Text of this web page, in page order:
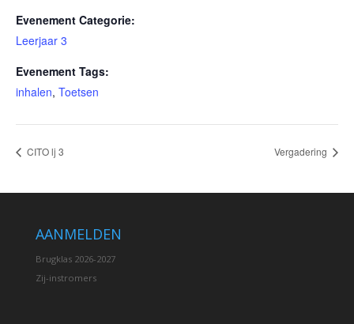
Evenement Categorie:
Leerjaar 3
Evenement Tags:
inhalen, Toetsen
CITO lj 3 Vergadering
AANMELDEN
Brugklas 2026-2027
Zij-instromers